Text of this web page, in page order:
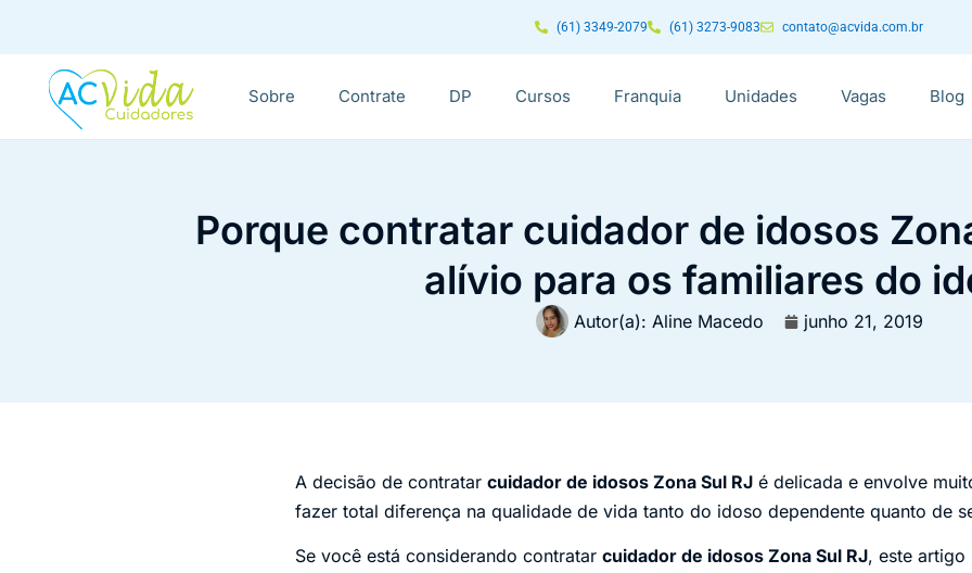
(61) 3349-2079 (61) 3273-9083 contato@acvida.com.br
Sobre Contrate DP Cursos Franquia Unidades Vagas Blog
Porque contratar cuidador de idosos
alívio para os familiares do
Autor(a): Aline Macedo junho 21, 2019
A decisão de contratar cuidador de idosos Zona Sul RJ é delicada e envolve
fazer total diferença na qualidade de vida tanto do idoso dependente quanto de
Se você está considerando contratar cuidador de idosos Zona Sul RJ, este artigo